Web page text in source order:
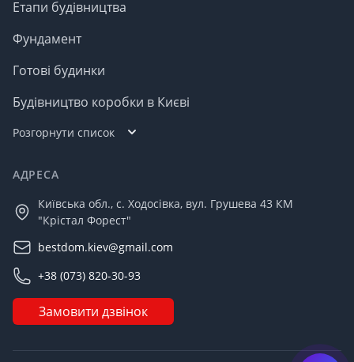
Етапи будівництва
Фундамент
Готові будинки
Будівництво коробки в Києві
Розгорнути список
АДРЕСА
Київська обл., с. Ходосівка, вул. Грушева 43 КМ
"Крістал Форест"
bestdom.kiev@gmail.com
+38 (073) 820-30-93
Замовити дзвінок